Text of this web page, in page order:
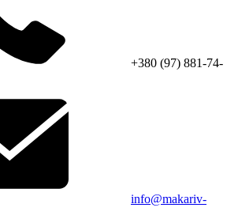
+380 (97) 881-74-
info@makariv-